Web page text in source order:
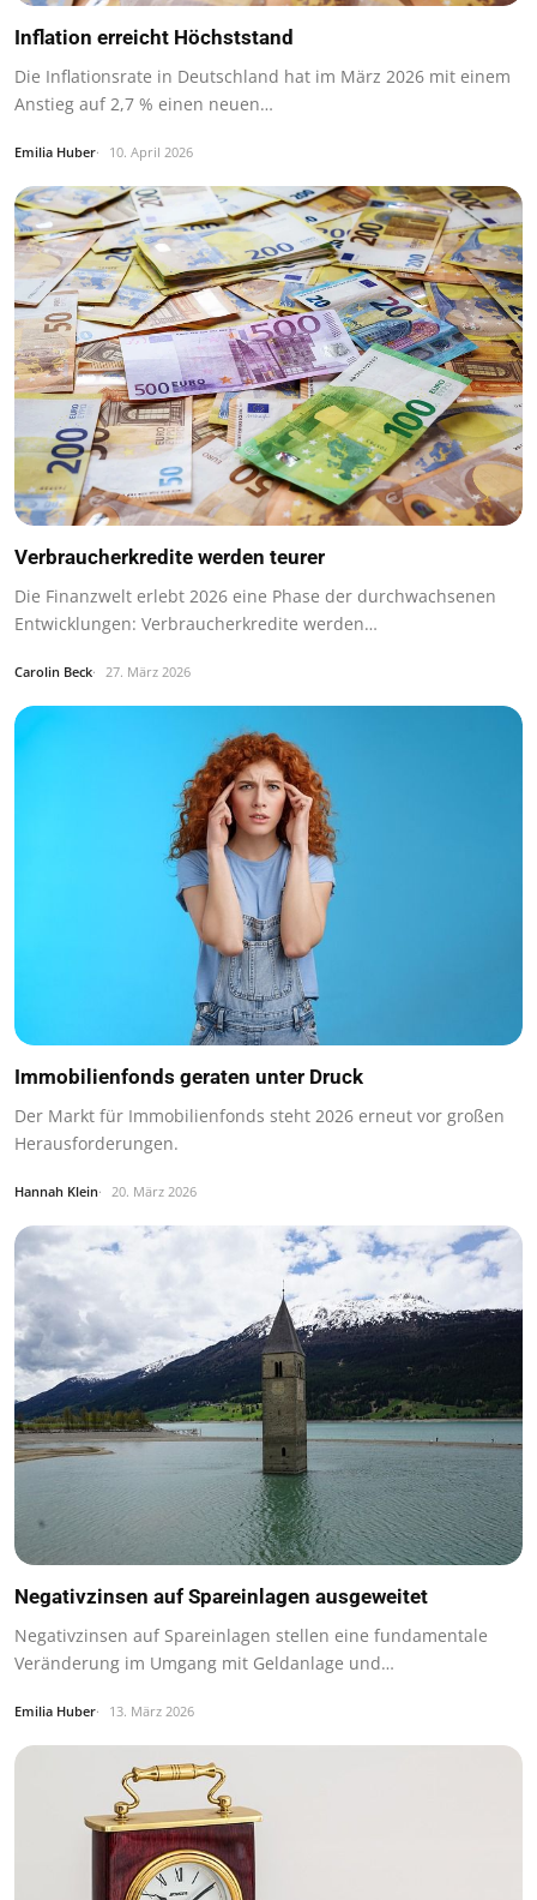
Inflation erreicht Höchststand
Die Inflationsrate in Deutschland hat im März 2026 mit einem
Anstieg auf 2,7 % einen neuen…
Emilia Huber 10. April 2026
Verbraucherkredite werden teurer
Die Finanzwelt erlebt 2026 eine Phase der durchwachsenen
Entwicklungen: Verbraucherkredite werden…
Carolin Beck 27. März 2026
Immobilienfonds geraten unter Druck
Der Markt für Immobilienfonds steht 2026 erneut vor großen
Herausforderungen.
Hannah Klein 20. März 2026
Negativzinsen auf Spareinlagen ausgeweitet
Negativzinsen auf Spareinlagen stellen eine fundamentale
Veränderung im Umgang mit Geldanlage und…
Emilia Huber 13. März 2026